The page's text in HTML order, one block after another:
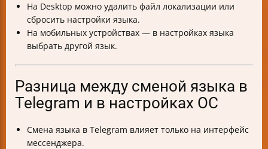
На Desktop можно удалить файл локализации или
сбросить настройки языка.
На мобильных устройствах — в настройках языка
выбрать другой язык.
Разница между сменой языка в
Telegram и в настройках ОС
Смена языка в Telegram влияет только на интерфейс
мессенджера.